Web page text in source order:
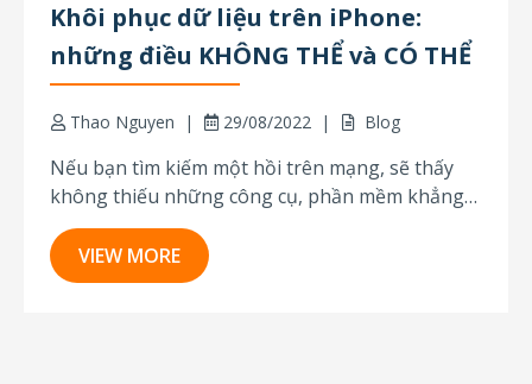
Khôi phục dữ liệu trên iPhone:
những điều KHÔNG THỂ và CÓ THỂ
Thao Nguyen 29/08/2022 Blog
Nếu bạn tìm kiếm một hồi trên mạng, sẽ thấy
không thiếu những công cụ, phần mềm khẳng
định về khả năng khôi phục dữ liệu bị mất hoặc
bị xóa khỏi iPhone. Những công cụ này được
tuyên bố rằng, chúng có khả năng khôi phục dữ
VIEW MORE